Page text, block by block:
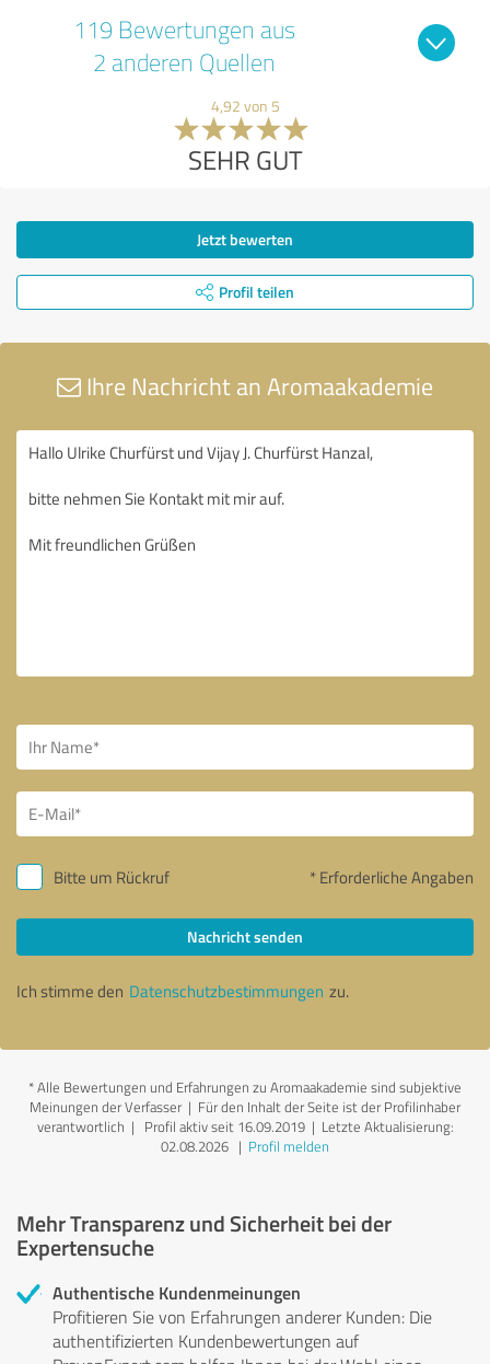
119 Bewertungen aus
2 anderen Quellen
4,92 von 5
SEHR GUT
Jetzt bewerten
Profil teilen
Ihre Nachricht an Aromaakademie
Bitte um Rückruf * Erforderliche Angaben
Nachricht senden
Ich stimme den Datenschutzbestimmungen zu.
*Alle Bewertungen und Erfahrungen zu Aromaakademie sind subjektive
Meinungen der Verfasser | Für den Inhalt der Seite ist der Profilinhaber
verantwortlich | Profil aktiv seit 16.09.2019 | Letzte Aktualisierung:
02.08.2026 | Profil melden
Mehr Transparenz und Sicherheit bei der
Expertensuche
Authentische Kundenmeinungen
Profitieren Sie von Erfahrungen anderer Kunden: Die
authentifizierten Kundenbewertungen auf